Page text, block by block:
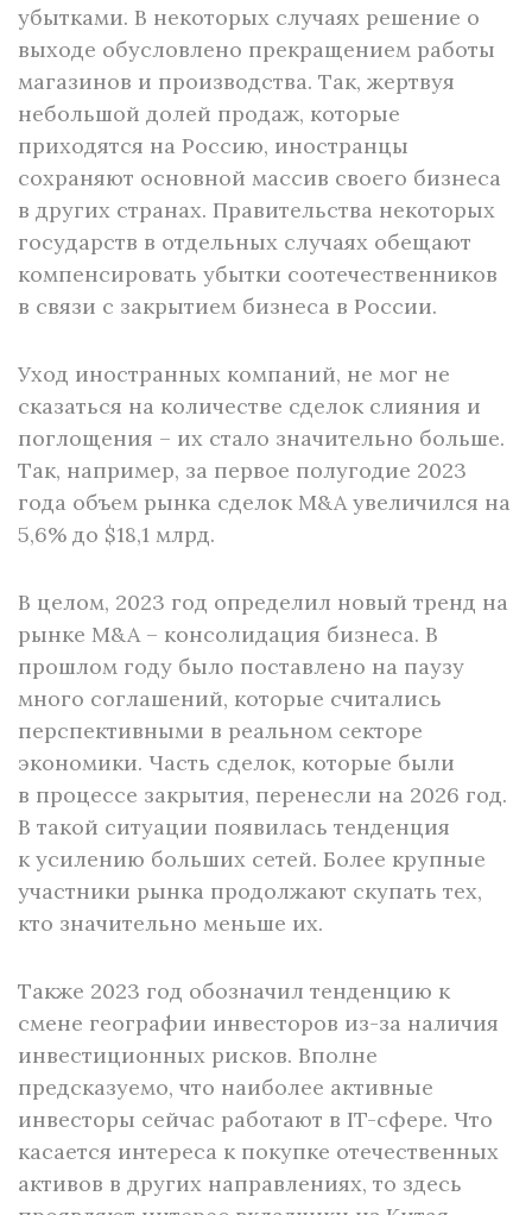
убытками. В некоторых случаях решение о
выходе обусловлено прекращением работы
магазинов и производства. Так, жертвуя
небольшой долей продаж, которые
приходятся на Россию, иностранцы
сохраняют основной массив своего бизнеса
в других странах. Правительства некоторых
государств в отдельных случаях обещают
компенсировать убытки соотечественников
в связи с закрытием бизнеса в России.
Уход иностранных компаний, не мог не
сказаться на количестве сделок слияния и
поглощения – их стало значительно больше.
Так, например, за первое полугодие 2023
года объем рынка сделок M&A увеличился на
5,6% до $18,1 млрд.
В целом, 2023 год определил новый тренд на
рынке M&A – консолидация бизнеса. В
прошлом году было поставлено на паузу
много соглашений, которые считались
перспективными в реальном секторе
экономики. Часть сделок, которые были
в процессе закрытия, перенесли на 2026 год.
В такой ситуации появилась тенденция
к усилению больших сетей. Более крупные
участники рынка продолжают скупать тех,
кто значительно меньше их.
Также 2023 год обозначил тенденцию к
смене географии инвесторов из-за наличия
инвестиционных рисков. Вполне
предсказуемо, что наиболее активные
инвесторы сейчас работают в IT-сфере. Что
касается интереса к покупке отечественных
активов в других направлениях, то здесь